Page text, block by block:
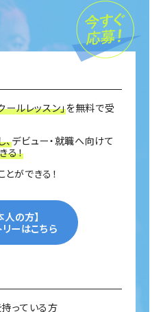
ールレッスン」を無料で受
、デビュー・就職へ向けて
る！
とができる！
人の方】
ーはこちら
っている方